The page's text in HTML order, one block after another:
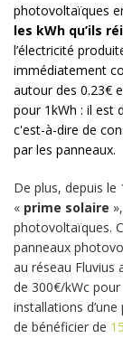
photovoltaïques
les kWh qu’ils
l’électricité
immédiatement
autour des 0.23€
pour 1kWh : il est
c'est-à-dire de
par les panneaux.
De plus, depuis
« prime solaire
photovoltaïques.
panneaux
au réseau Fluvius
de 300€/kWc
installations
de bénéficier de